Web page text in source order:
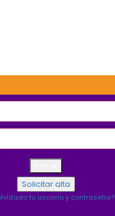
tu usuario y contraseña?